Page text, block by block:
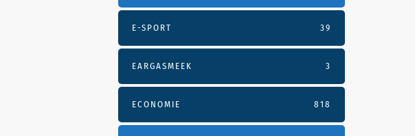
E-SPORT 39
EARGASMEEK 3
ECONOMIE 818